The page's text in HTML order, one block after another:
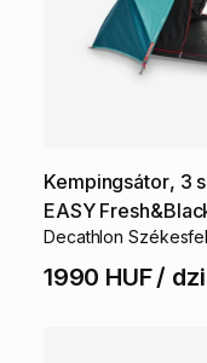
Kempingsátor​,​ 3
EASY
Decathlon
1990 HUF/